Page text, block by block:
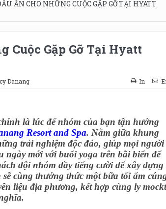
ẤN CHO NHỮNG CUỘC GẶP GỠ TẠI HYATT
Cuộc Gặp Gỡ Tại Hyatt
Danang In
là lúc để nhóm của bạn tận hưởng
Resort and Spa. Nằm giữa khung
trải nghiệm độc đáo, giúp mọi người
mới với buổi yoga trên bãi biển để
đội nhóm đầy tiếng cười để xây dựng
cùng thưởng thức một bữa tối ấm
liệu địa phương, kết hợp cùng ly